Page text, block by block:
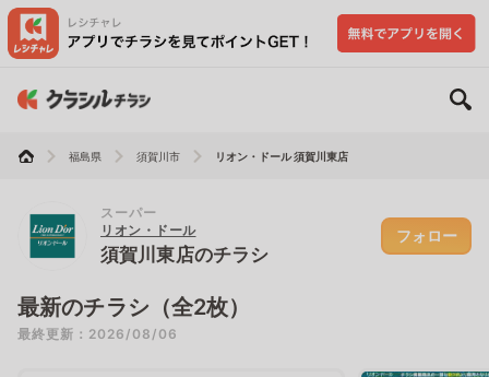
福島県 須賀川市 リオン・ドール 須賀川東店
スーパー
リオン・ドール
須賀川東店のチラシ
フォロー
最新のチラシ（全2枚）
最終更新：2026/08/06